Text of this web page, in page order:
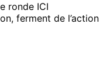
ronde ICI
ferment de l’action